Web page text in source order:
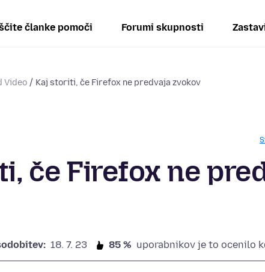
članke pomoči Forumi skupnosti
Video Kaj storiti, če Firefox ne predvaja zvokov
če Firefox ne
18. 7. 23 85 % uporabnikov je to ocenilo